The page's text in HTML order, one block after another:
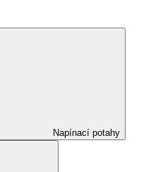
Napínací potahy